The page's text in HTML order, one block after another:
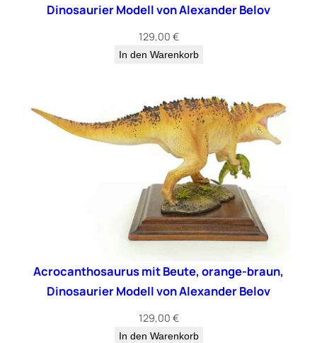
Dinosaurier Modell von Alexander Belov
129,00 €
In den Warenkorb
Acrocanthosaurus mit Beute, orange-braun,
Dinosaurier Modell von Alexander Belov
129,00 €
In den Warenkorb